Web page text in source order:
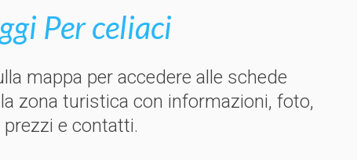
Per celiaci
mappa per accedere alle schede
zona turistica con informazioni, foto,
prezzi e contatti.